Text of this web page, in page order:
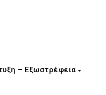
– Εξωστρέφεια